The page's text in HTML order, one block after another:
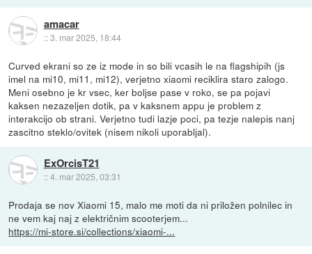
amacar
::3. mar 2025, 18:44
Curved ekrani so ze iz mode in so bili vcasih le na flagshipih (js
imel na mi10, mi11, mi12), verjetno xiaomi reciklira staro zalogo.
Meni osebno je kr vsec, ker boljse pase v roko, se pa pojavi
kaksen nezazeljen dotik, pa v kaksnem appu je problem z
interakcijo ob strani. Verjetno tudi lazje poci, pa tezje nalepis nanj
zascitno steklo/ovitek (nisem nikoli uporabljal).
ExOrcisT21
::4. mar 2025, 03:31
Prodaja se nov Xiaomi 15, malo me moti da ni priložen polnilec in
ne vem kaj naj z električnim scooterjem...
https://mi-store.si/collections/xiaomi-...